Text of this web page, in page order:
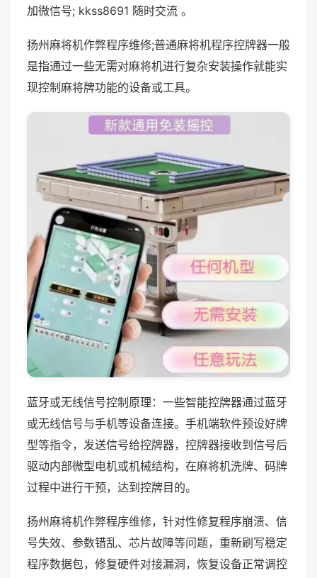
加微信号; kkss8691 随时交流 。
扬州麻将机作弊程序维修;普通麻将机程序控牌器一般
是指通过一些无需对麻将机进行复杂安装操作就能实
现控制麻将牌功能的设备或工具。
蓝牙或无线信号控制原理：一些智能控牌器通过蓝牙
或无线信号与手机等设备连接。手机端软件预设好牌
型等指令，发送信号给控牌器，控牌器接收到信号后
驱动内部微型电机或机械结构，在麻将机洗牌、码牌
过程中进行干预，达到控牌目的。
扬州麻将机作弊程序维修，针对性修复程序崩溃、信
号失效、参数错乱、芯片故障等问题，重新刷写稳定
程序数据包，修复硬件对接漏洞，恢复设备正常调控